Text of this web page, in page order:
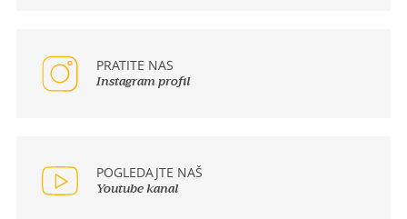
PRATITE NAS
Instagram profil
POGLEDAJTE NAŠ
Youtube kanal